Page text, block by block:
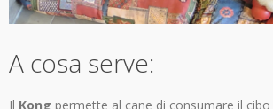
A cosa serve:
Il Kong permette al cane di consumare il